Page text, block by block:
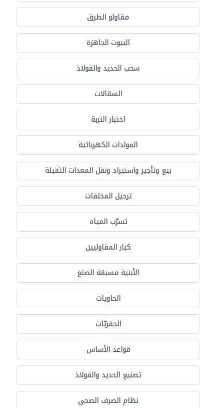
مقاولو الطرق
البيوت الجاهزة
سحب الحديد والفولاذ
السقالات
اختبار التربة
المولدات الكهربائية
بيع وتأجير واستيراد ونقل المعدات الثقيلة
ترحيل المخلفات
تسرّب المياه
كبار المقاوليين
الأبنية مسبقة الصنع
الحاويات
الحفريّات
قواعد الأساس
تصنيع الحديد والفولاذ
نظام الصرف الصحي